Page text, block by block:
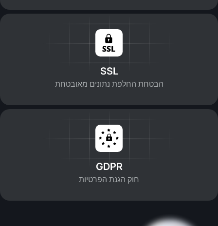
SSL
הבטחת החלפת נתונים מאובטחת
GDPR
חוק הגנת הפרטיות